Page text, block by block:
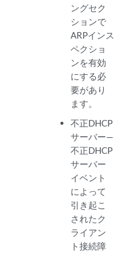
ングセク
ションで
ARPインス
ペクショ
ンを有効
にする必
要があり
ます。
不正DHCP
サーバー—
不正DHCP
サーバー
イベント
によって
引き起こ
されたク
ライアン
ト接続障